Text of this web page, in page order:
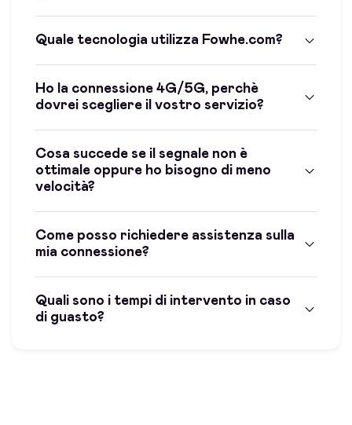
Quale tecnologia utilizza Fowhe.com?
Ho la connessione 4G/5G, perchè
dovrei scegliere il vostro servizio?
Cosa succede se il segnale non è
ottimale oppure ho bisogno di meno
velocità?
Come posso richiedere assistenza sulla
mia connessione?
Quali sono i tempi di intervento in caso
di guasto?